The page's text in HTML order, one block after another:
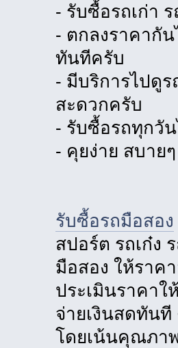
- รับซื้อรถเก่า
- ตกลงราคากัน
ทันทีครับ
- มีบริการไปดู
สะดวกครับ
- รับซื้อรถทุกวั
- คุยง่าย สบาย
รับซื้อรถมือสอง
สปอร์ต รถเก๋ง
มือสอง ให้ราค
ประเมินราคาใ
จ่ายเงินสดทันที
โดยเน้นคุณภา